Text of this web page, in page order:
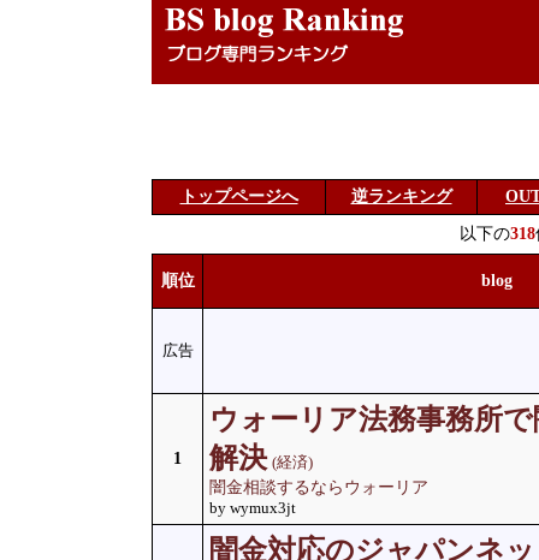
トップページへ 逆ランキング
以下の318
順位 blog
広告
1
ウォーリア法務事務所
解決 (経済)
闇金相談するならウォーリア
by wymux3jt
闇金対応のジャパンネ